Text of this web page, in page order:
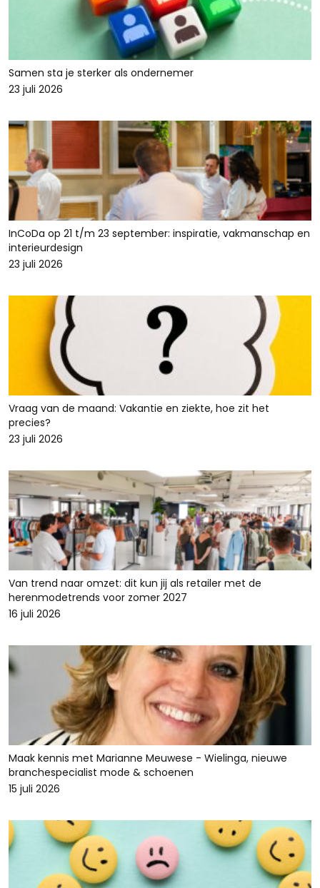
Samen sta je sterker als ondernemer
23 juli 2026
InCoDa op 21 t/m 23 september: inspiratie, vakmanschap en
interieurdesign
23 juli 2026
Vraag van de maand: Vakantie en ziekte, hoe zit het
precies?
23 juli 2026
Van trend naar omzet: dit kun jij als retailer met de
herenmodetrends voor zomer 2027
16 juli 2026
Maak kennis met Marianne Meuwese - Wielinga, nieuwe
branchespecialist mode & schoenen
15 juli 2026